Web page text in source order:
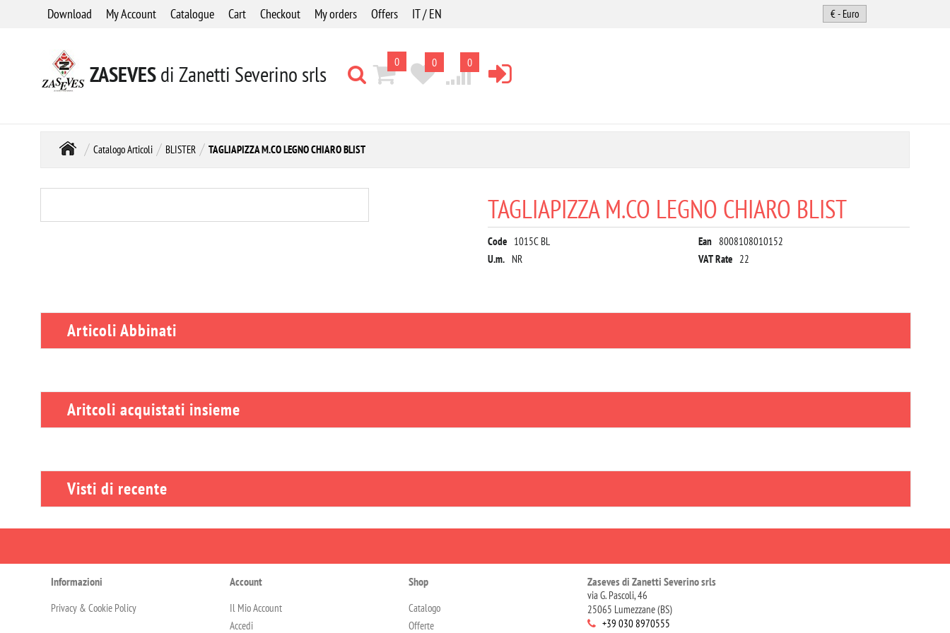
Download My Account Catalogue Cart Checkout My orders Offers IT / EN
ZASEVESdi Zanetti Severino srls 0 0 0
Catalogo Articoli BLISTER TAGLIAPIZZA M.CO LEGNO CHIARO BLIST
TAGLIAPIZZA M.CO LEGNO CHIARO BLIST
Code 1015C BL Ean 8008108010152
U.m.
NR VAT Rate 22
Articoli Abbinati
Aritcoli acquistati insieme
Visti di recente
Informazioni
Privacy & Cookie Policy
Account
Il Mio Account
Accedi
Shop
Catalogo
Offerte
Zaseves di Zanetti Severino srls
via G. Pascoli, 46
25065 Lumezzane (BS)
+39 030 8970555